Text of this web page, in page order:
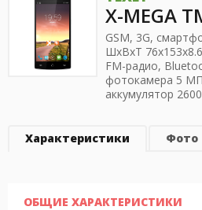
X-MEGA
GSM, 3G,
ШхВхТ
FM-радио,
фотокамера 5
аккумулятор
Характеристики Фото
ОБЩИЕ ХАРАКТЕРИСТИКИ